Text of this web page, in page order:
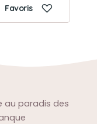
Favoris
au paradis des